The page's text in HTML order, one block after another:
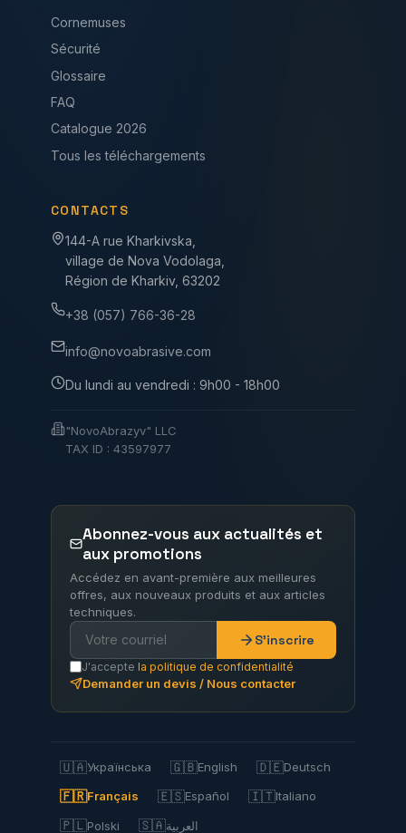
Cornemuses
Sécurité
Glossaire
FAQ
Catalogue 2026
Tous les téléchargements
CONTACTS
144-A rue Kharkivska,
village de Nova Vodolaga,
Région de Kharkiv, 63202
+38 (057) 766-36-28
info@novoabrasive.com
Du lundi au vendredi : 9h00 - 18h00
"NovoAbrazyv" LLC
TAX ID : 43597977
Abonnez-vous aux actualités et
aux promotions
Accédez en avant-première aux meilleures
offres, aux nouveaux produits et aux articles
techniques.
S'inscrire
J'accepte la politique de confidentialité
Demander un devis / Nous contacter
🇺🇦Українська 🇬🇧English 🇩🇪Deutsch
🇫🇷Français 🇪🇸Español 🇮🇹Italiano
🇵🇱Polski 🇸🇦العربية